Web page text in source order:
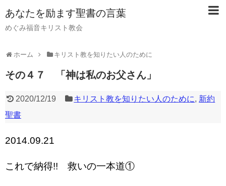
あなたを励ます聖書の言葉
めぐみ福音キリスト教会
ホーム キリスト教を知りたい人のために
その４７ 「神は私のお父さん」
2020/12/19 キリスト教を知りたい人のために, 新約
聖書
2014.09.21
これで納得!! 救いの一本道①